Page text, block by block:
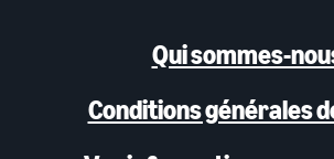
Qui sommes-
Conditions générales